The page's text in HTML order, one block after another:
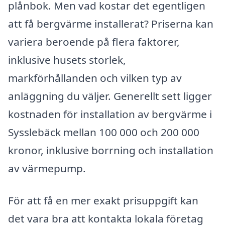
plånbok. Men vad kostar det egentligen
att få bergvärme installerat? Priserna kan
variera beroende på flera faktorer,
inklusive husets storlek,
markförhållanden och vilken typ av
anläggning du väljer. Generellt sett ligger
kostnaden för installation av bergvärme i
Sysslebäck mellan 100 000 och 200 000
kronor, inklusive borrning och installation
av värmepump.
För att få en mer exakt prisuppgift kan
det vara bra att kontakta lokala företag